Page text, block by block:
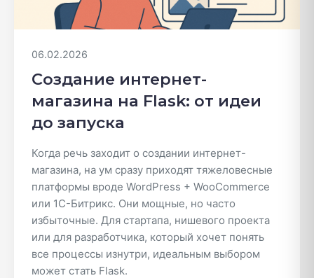
06.02.2026
Создание интернет-
магазина на Flask: от идеи
до запуска
Когда речь заходит о создании интернет-
магазина, на ум сразу приходят тяжеловесные
платформы вроде WordPress + WooCommerce
или 1C-Битрикс. Они мощные, но часто
избыточные. Для стартапа, нишевого проекта
или для разработчика, который хочет понять
все процессы изнутри, идеальным выбором
может стать Flask.